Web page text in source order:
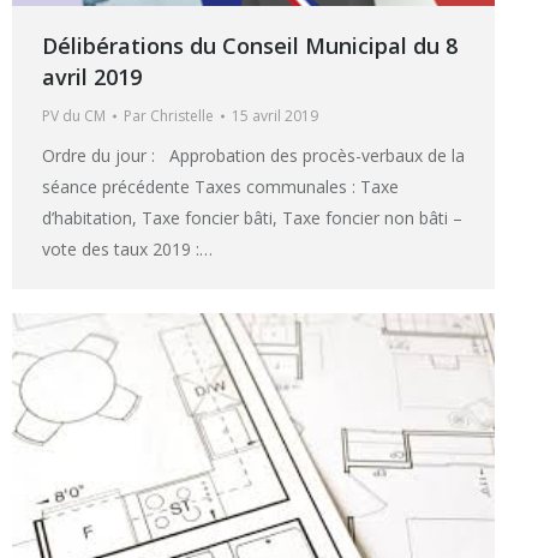
Délibérations du Conseil Municipal du 8
avril 2019
PV du CM Par Christelle 15 avril 2019
Ordre du jour : Approbation des procès-verbaux de la
séance précédente Taxes communales : Taxe
d’habitation, Taxe foncier bâti, Taxe foncier non bâti –
vote des taux 2019 :…